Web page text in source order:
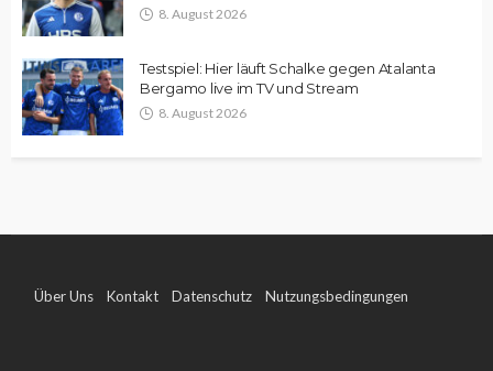
8. August 2026
Testspiel: Hier läuft Schalke gegen Atalanta
Bergamo live im TV und Stream
8. August 2026
Über Uns Kontakt Datenschutz Nutzungsbedingungen